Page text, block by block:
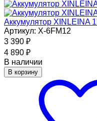
Аккумулятор XINLEINA
Артикул: X-6FM12
3 390 ₽
4 890 ₽
В наличии
В корзину